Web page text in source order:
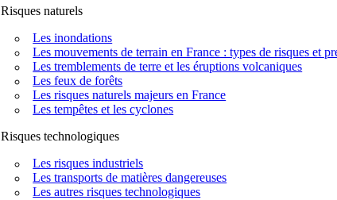
Risques naturels
Les inondations
Les mouvements de terrain en France : types de risques et
Les tremblements de terre et les éruptions volcaniques
Les feux de forêts
Les risques naturels majeurs en France
Les tempêtes et les cyclones
Risques technologiques
Les risques industriels
Les transports de matières dangereuses
Les autres risques technologiques